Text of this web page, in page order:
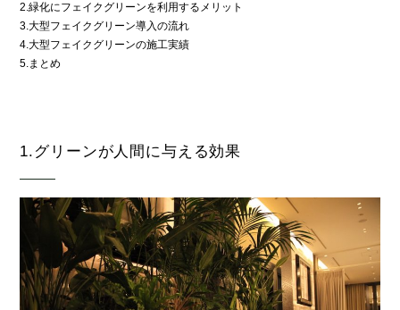
2.緑化にフェイクグリーンを利用するメリット
3.大型フェイクグリーン導入の流れ
4.大型フェイクグリーンの施工実績
5.まとめ
1.グリーンが人間に与える効果